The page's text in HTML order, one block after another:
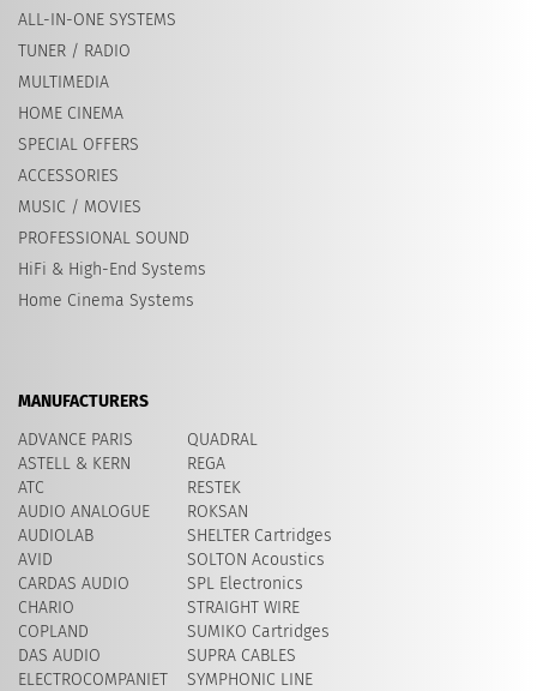
ALL-IN-ONE SYSTEMS
TUNER / RADIO
MULTIMEDIA
HOME CINEMA
SPECIAL OFFERS
ACCESSORIES
MUSIC / MOVIES
PROFESSIONAL SOUND
HiFi & High-End Systems
Home Cinema Systems
MANUFACTURERS
ADVANCE PARIS
ASTELL & KERN
ATC
AUDIO ANALOGUE
AUDIOLAB
AVID
CARDAS AUDIO
CHARIO
COPLAND
DAS AUDIO
ELECTROCOMPANIET
QUADRAL
REGA
RESTEK
ROKSAN
SHELTER Cartridges
​SOLTON Acoustics
SPL Electronics
STRAIGHT WIRE
SUMIKO Cartridges
SUPRA CABLES
SYMPHONIC LINE